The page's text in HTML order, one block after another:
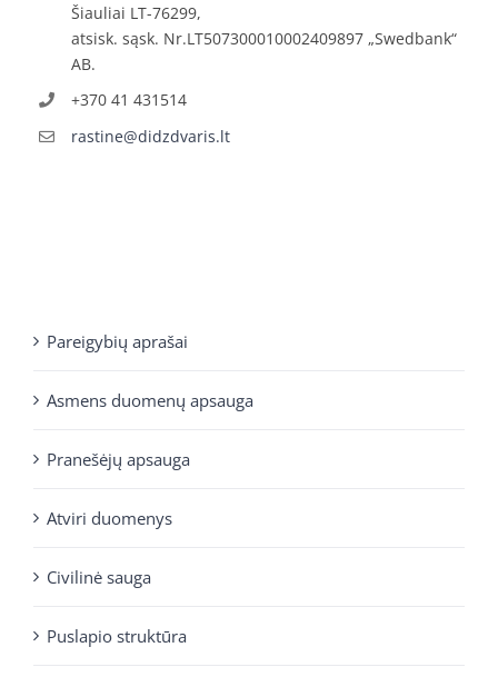
Šiauliai LT-76299,
atsisk. sąsk. Nr.LT507300010002409897 „Swedbank“
AB.
+370 41 431514
rastine@didzdvaris.lt
Pareigybių aprašai
Asmens duomenų apsauga
Pranešėjų apsauga
Atviri duomenys
Civilinė sauga
Puslapio struktūra